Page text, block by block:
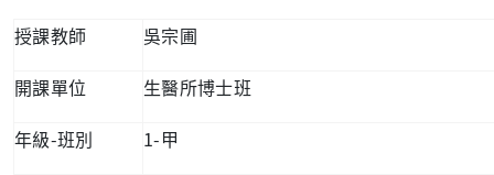
授課教師 吳宗圃
開課單位 生醫所博士班
年級-班別 1- 甲